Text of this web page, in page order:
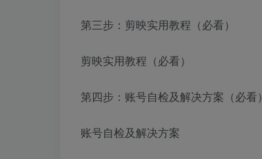
第三步：剪映实用教程（必看）
剪映实用教程（必看）
第四步：账号自检及解决方案（必看）
账号自检及解决方案